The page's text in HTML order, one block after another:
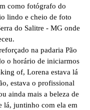
como fotógrafo do
lindo e cheio de foto
do Salitre - MG onde
na padaria Pão
o horário de iniciarmos
of, Lorena estava lá
estava o profissional
ainda mais a beleza de
lá, juntinho com ela em